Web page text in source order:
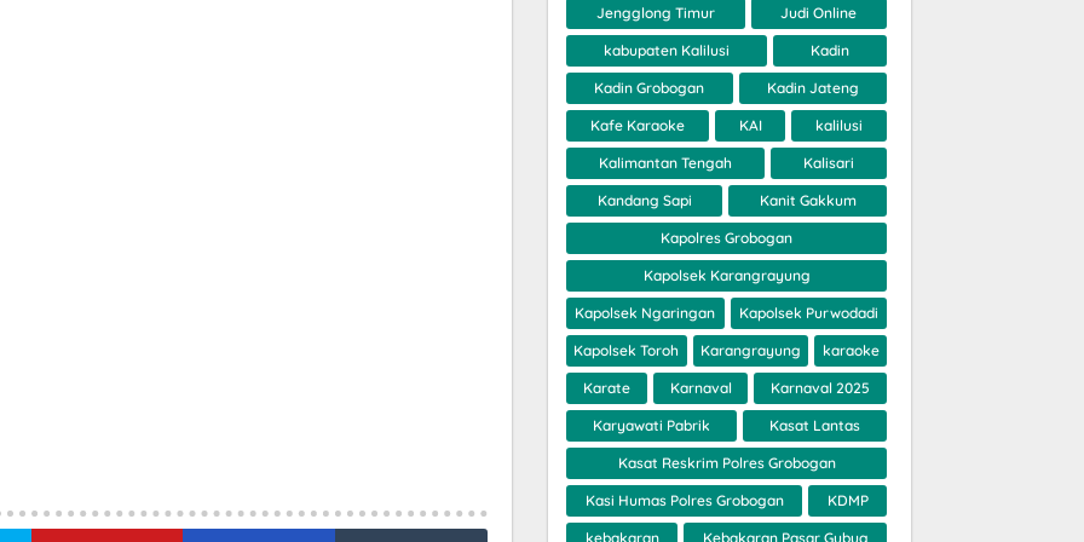
Jengglong Timur Judi Online
kabupaten Kalilusi Kadin
Kadin Grobogan Kadin Jateng
Kafe Karaoke KAI kalilusi
Kalimantan Tengah Kalisari
Kandang Sapi Kanit Gakkum
Kapolres Grobogan
Kapolsek Karangrayung
Kapolsek Ngaringan Kapolsek Purwodadi
Kapolsek Toroh Karangrayung karaoke
Karate Karnaval Karnaval 2025
Karyawati Pabrik Kasat Lantas
Kasat Reskrim Polres Grobogan
Kasi Humas Polres Grobogan KDMP
kebakaran Kebakaran Pasar Gubug